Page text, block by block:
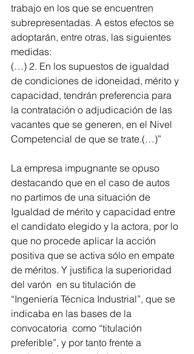
trabajo en los que se encuentren
subrepresentadas. A estos efectos se
adoptarán, entre otras, las siguientes
medidas:
(…) 2. En los supuestos de igualdad
de condiciones de idoneidad, mérito y
capacidad, tendrán preferencia para
la contratación o adjudicación de las
vacantes que se generen, en el Nivel
Competencial de que se trate.(…)”
La empresa impugnante se opuso
destacando que en el caso de autos
no partimos de una situación de
Igualdad de mérito y capacidad entre
el candidato elegido y la actora, por lo
que no procede aplicar la acción
positiva que se activa sólo en empate
de méritos. Y justifica la superioridad
del varón  en su titulación de
“Ingeniería Técnica Industrial”, que se
indicaba en las bases de la
convocatoria  como “titulación
preferible”, y por tanto frente a